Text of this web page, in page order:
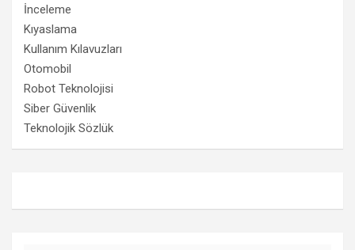
İnceleme
Kıyaslama
Kullanım Kılavuzları
Otomobil
Robot Teknolojisi
Siber Güvenlik
Teknolojik Sözlük